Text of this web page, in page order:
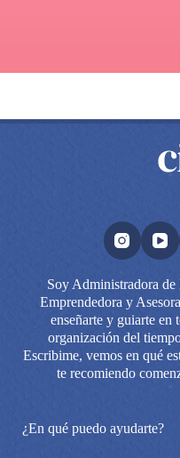
Soy Administradora de
Emprendedora y
enseñarte y guiarte en
organización del
Escribime, vemos en qué
te recomiendo
¿En qué puedo ayudarte?